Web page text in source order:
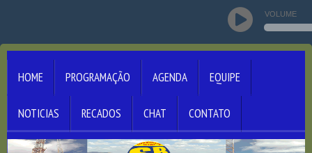
VOLUME
HOME PROGRAMAÇÃO AGENDA EQUIPE
NOTICIAS RECADOS CHAT CONTATO